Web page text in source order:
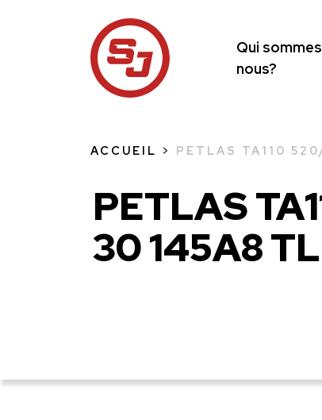
Qui
nous?
ACCUEIL > PETLAS TA110
PETLAS
30 145A8 TL